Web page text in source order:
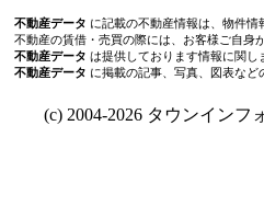
不動産データ に記載の不動産情報は、物件
不動産の賃借・売買の際には、お客様ご自身
不動産データ は提供しております情報に関し
不動産データ に掲載の記事、写真、図表な
(c) 2004-2026 タウンインフ